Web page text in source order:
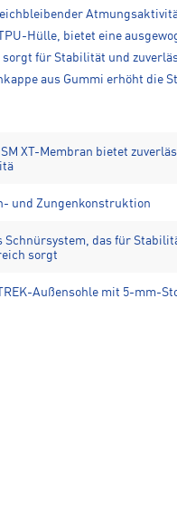
Hülle, bietet eine
für Stabilität und
aus Gummi erhöht die
XT-Membran bietet
und Zungenkonstruktion
Schnürsystem, das für
sorgt
Außensohle mit 5-mm-